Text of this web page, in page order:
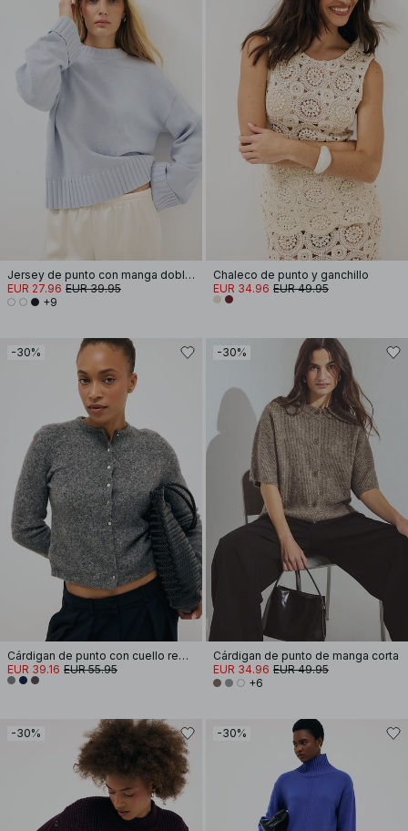
Jersey de punto con manga doblada
EUR 27.96 EUR 39.95
+9
Chaleco de punto y ganchillo
EUR 34.96 EUR 49.95
-30%
Cárdigan de punto con cuello redondo y botones
EUR 39.16 EUR 55.95
-30%
Cárdigan de punto de manga corta
EUR 34.96 EUR 49.95
+6
-30% -30%